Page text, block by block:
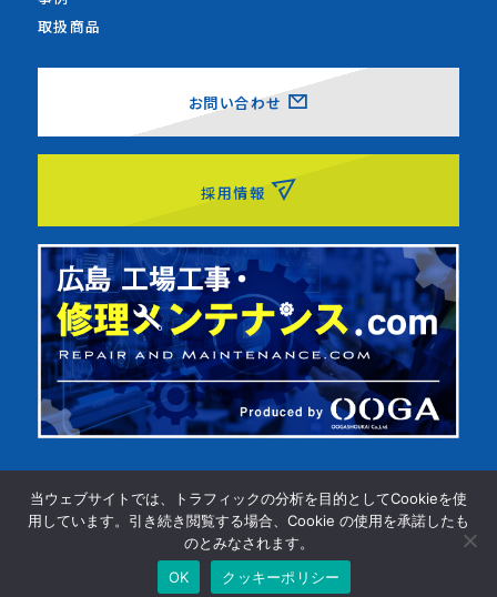
取扱商品
お問い合わせ
採用情報
クッキーポリシー
ソーシャルメディアポリシー
情報セキュリティ基本方針
プライバシーポリシー
© OOGASHOUKAI CO., LTD.
当ウェブサイトでは、トラフィックの分析を目的としてCookieを使
用しています。引き続き閲覧する場合、Cookie の使用を承諾したも
のとみなされます。
OK
クッキーポリシー